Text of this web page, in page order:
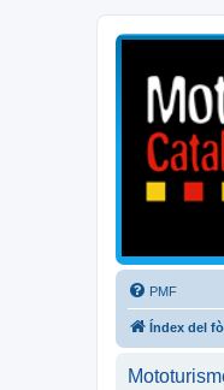
Turisme en moto
PMF
Índex del